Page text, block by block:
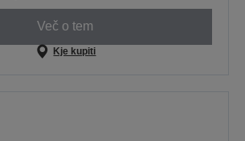
Več o tem
Kje kupiti